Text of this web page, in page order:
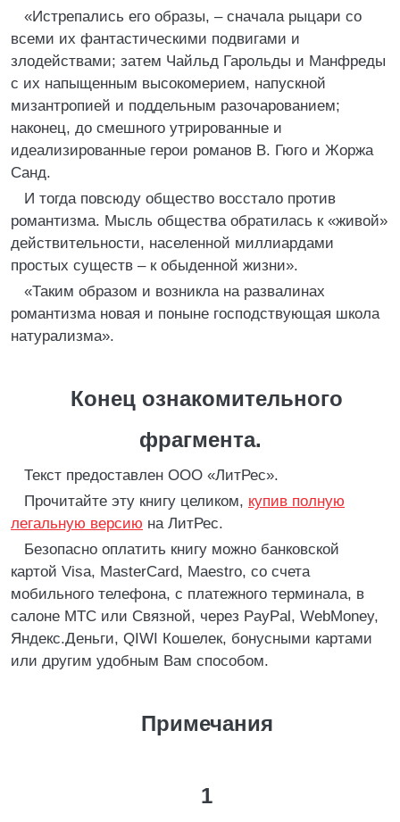
«Истрепались его образы, – сначала рыцари со
всеми их фантастическими подвигами и
злодействами; затем Чайльд Гарольды и Манфреды
с их напыщенным высокомерием, напускной
мизантропией и поддельным разочарованием;
наконец, до смешного утрированные и
идеализированные герои романов В. Гюго и Жоржа
Санд.
И тогда повсюду общество восстало против
романтизма. Мысль общества обратилась к «живой»
действительности, населенной миллиардами
простых существ – к обыденной жизни».
«Таким образом и возникла на развалинах
романтизма новая и поныне господствующая школа
натурализма».
Конец ознакомительного
фрагмента.
Текст предоставлен ООО «ЛитРес».
Прочитайте эту книгу целиком, купив полную
легальную версию на ЛитРес.
Безопасно оплатить книгу можно банковской
картой Visa, MasterCard, Maestro, со счета
мобильного телефона, с платежного терминала, в
салоне МТС или Связной, через PayPal, WebMoney,
Яндекс.Деньги, QIWI Кошелек, бонусными картами
или другим удобным Вам способом.
Примечания
1